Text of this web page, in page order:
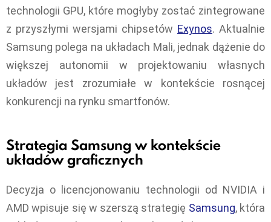
technologii GPU, które mogłyby zostać zintegrowane
z przyszłymi wersjami chipsetów Exynos. Aktualnie
Samsung polega na układach Mali, jednak dążenie do
większej autonomii w projektowaniu własnych
układów jest zrozumiałe w kontekście rosnącej
konkurencji na rynku smartfonów.
Strategia Samsung w kontekście
układów graficznych
Decyzja o licencjonowaniu technologii od NVIDIA i
AMD wpisuje się w szerszą strategię Samsung, która